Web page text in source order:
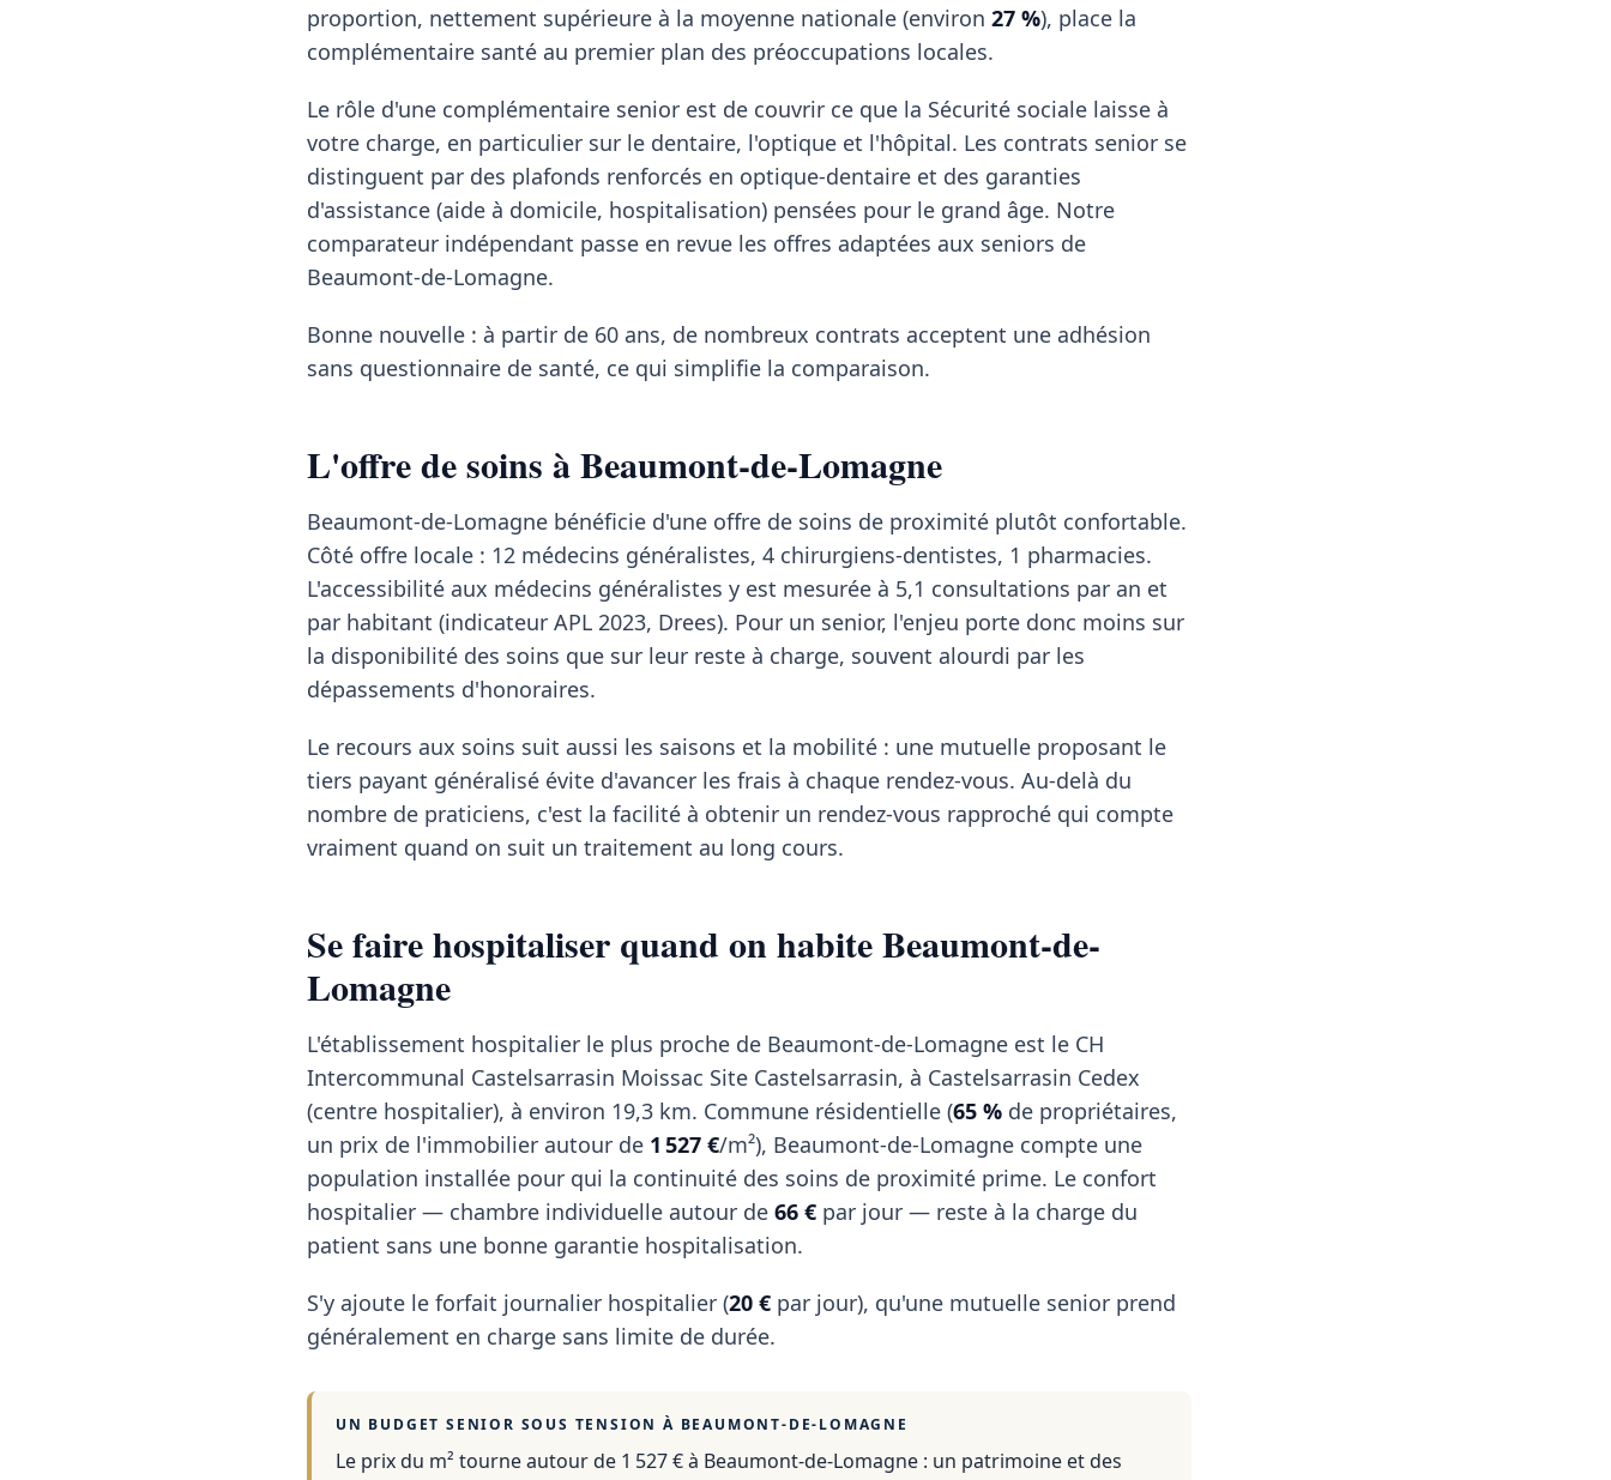
proportion, nettement supérieure à la moyenne nationale (environ 27 %), place la
complémentaire santé au premier plan des préoccupations locales.
Le rôle d'une complémentaire senior est de couvrir ce que la Sécurité sociale laisse à
votre charge, en particulier sur le dentaire, l'optique et l'hôpital. Les contrats senior se
distinguent par des plafonds renforcés en optique-dentaire et des garanties
d'assistance (aide à domicile, hospitalisation) pensées pour le grand âge. Notre
comparateur indépendant passe en revue les offres adaptées aux seniors de
Beaumont-de-Lomagne.
Bonne nouvelle : à partir de 60 ans, de nombreux contrats acceptent une adhésion
sans questionnaire de santé, ce qui simplifie la comparaison.
L'offre de soins à Beaumont-de-Lomagne
Beaumont-de-Lomagne bénéficie d'une offre de soins de proximité plutôt confortable.
Côté offre locale : 12 médecins généralistes, 4 chirurgiens-dentistes, 1 pharmacies.
L'accessibilité aux médecins généralistes y est mesurée à 5,1 consultations par an et
par habitant (indicateur APL 2023, Drees). Pour un senior, l'enjeu porte donc moins sur
la disponibilité des soins que sur leur reste à charge, souvent alourdi par les
dépassements d'honoraires.
Le recours aux soins suit aussi les saisons et la mobilité : une mutuelle proposant le
tiers payant généralisé évite d'avancer les frais à chaque rendez-vous. Au-delà du
nombre de praticiens, c'est la facilité à obtenir un rendez-vous rapproché qui compte
vraiment quand on suit un traitement au long cours.
Se faire hospitaliser quand on habite Beaumont-de-
Lomagne
L'établissement hospitalier le plus proche de Beaumont-de-Lomagne est le CH
Intercommunal Castelsarrasin Moissac Site Castelsarrasin, à Castelsarrasin Cedex
(centre hospitalier), à environ 19,3 km. Commune résidentielle (65 % de propriétaires,
un prix de l'immobilier autour de 1 527 €/m²), Beaumont-de-Lomagne compte une
population installée pour qui la continuité des soins de proximité prime. Le confort
hospitalier — chambre individuelle autour de 66 € par jour — reste à la charge du
patient sans une bonne garantie hospitalisation.
S'y ajoute le forfait journalier hospitalier (20 € par jour), qu'une mutuelle senior prend
généralement en charge sans limite de durée.
UN BUDGET SENIOR SOUS TENSION À BEAUMONT-DE-LOMAGNE
Le prix du m² tourne autour de 1 527 €à Beaumont-de-Lomagne : un patrimoine et des